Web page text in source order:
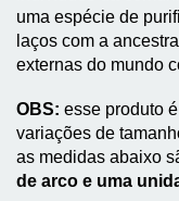
uma espécie de
laços com a
externas do mundo
OBS: esse produto
variações de
as medidas abaixo
de arco e uma